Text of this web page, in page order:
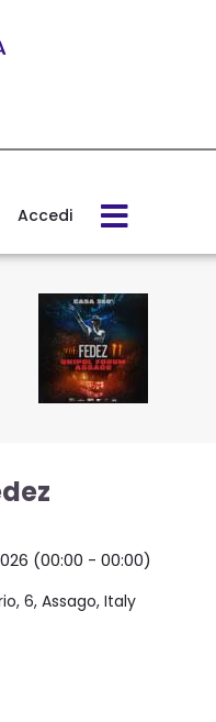
Accedi
(00:00 - 00:00)
6, Assago, Italy